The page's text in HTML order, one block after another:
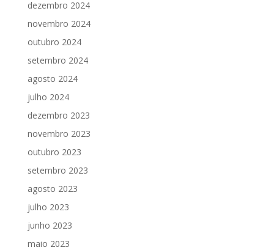
dezembro 2024
novembro 2024
outubro 2024
setembro 2024
agosto 2024
julho 2024
dezembro 2023
novembro 2023
outubro 2023
setembro 2023
agosto 2023
julho 2023
junho 2023
maio 2023